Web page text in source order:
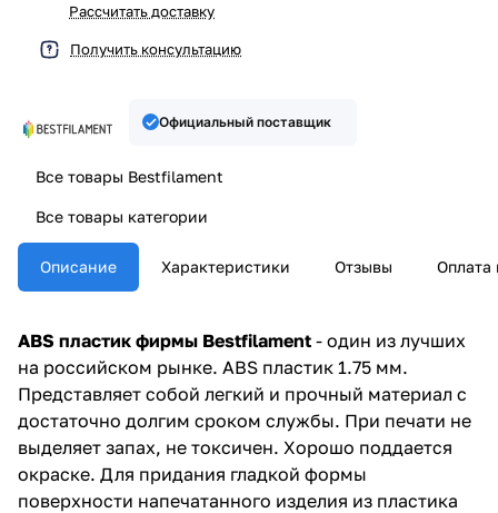
Рассчитать доставку
Получить консультацию
Официальный поставщик
Все товары Bestfilament
Все товары категории
Описание Характеристики Отзывы Оплата
ABS пластик фирмы Bestfilament - один из лучших
на российском рынке. ABS пластик 1.75 мм.
Представляет собой легкий и прочный материал с
достаточно долгим сроком службы. При печати не
выделяет запах, не токсичен. Хорошо поддается
окраске. Для придания гладкой формы
поверхности напечатанного изделия из пластика